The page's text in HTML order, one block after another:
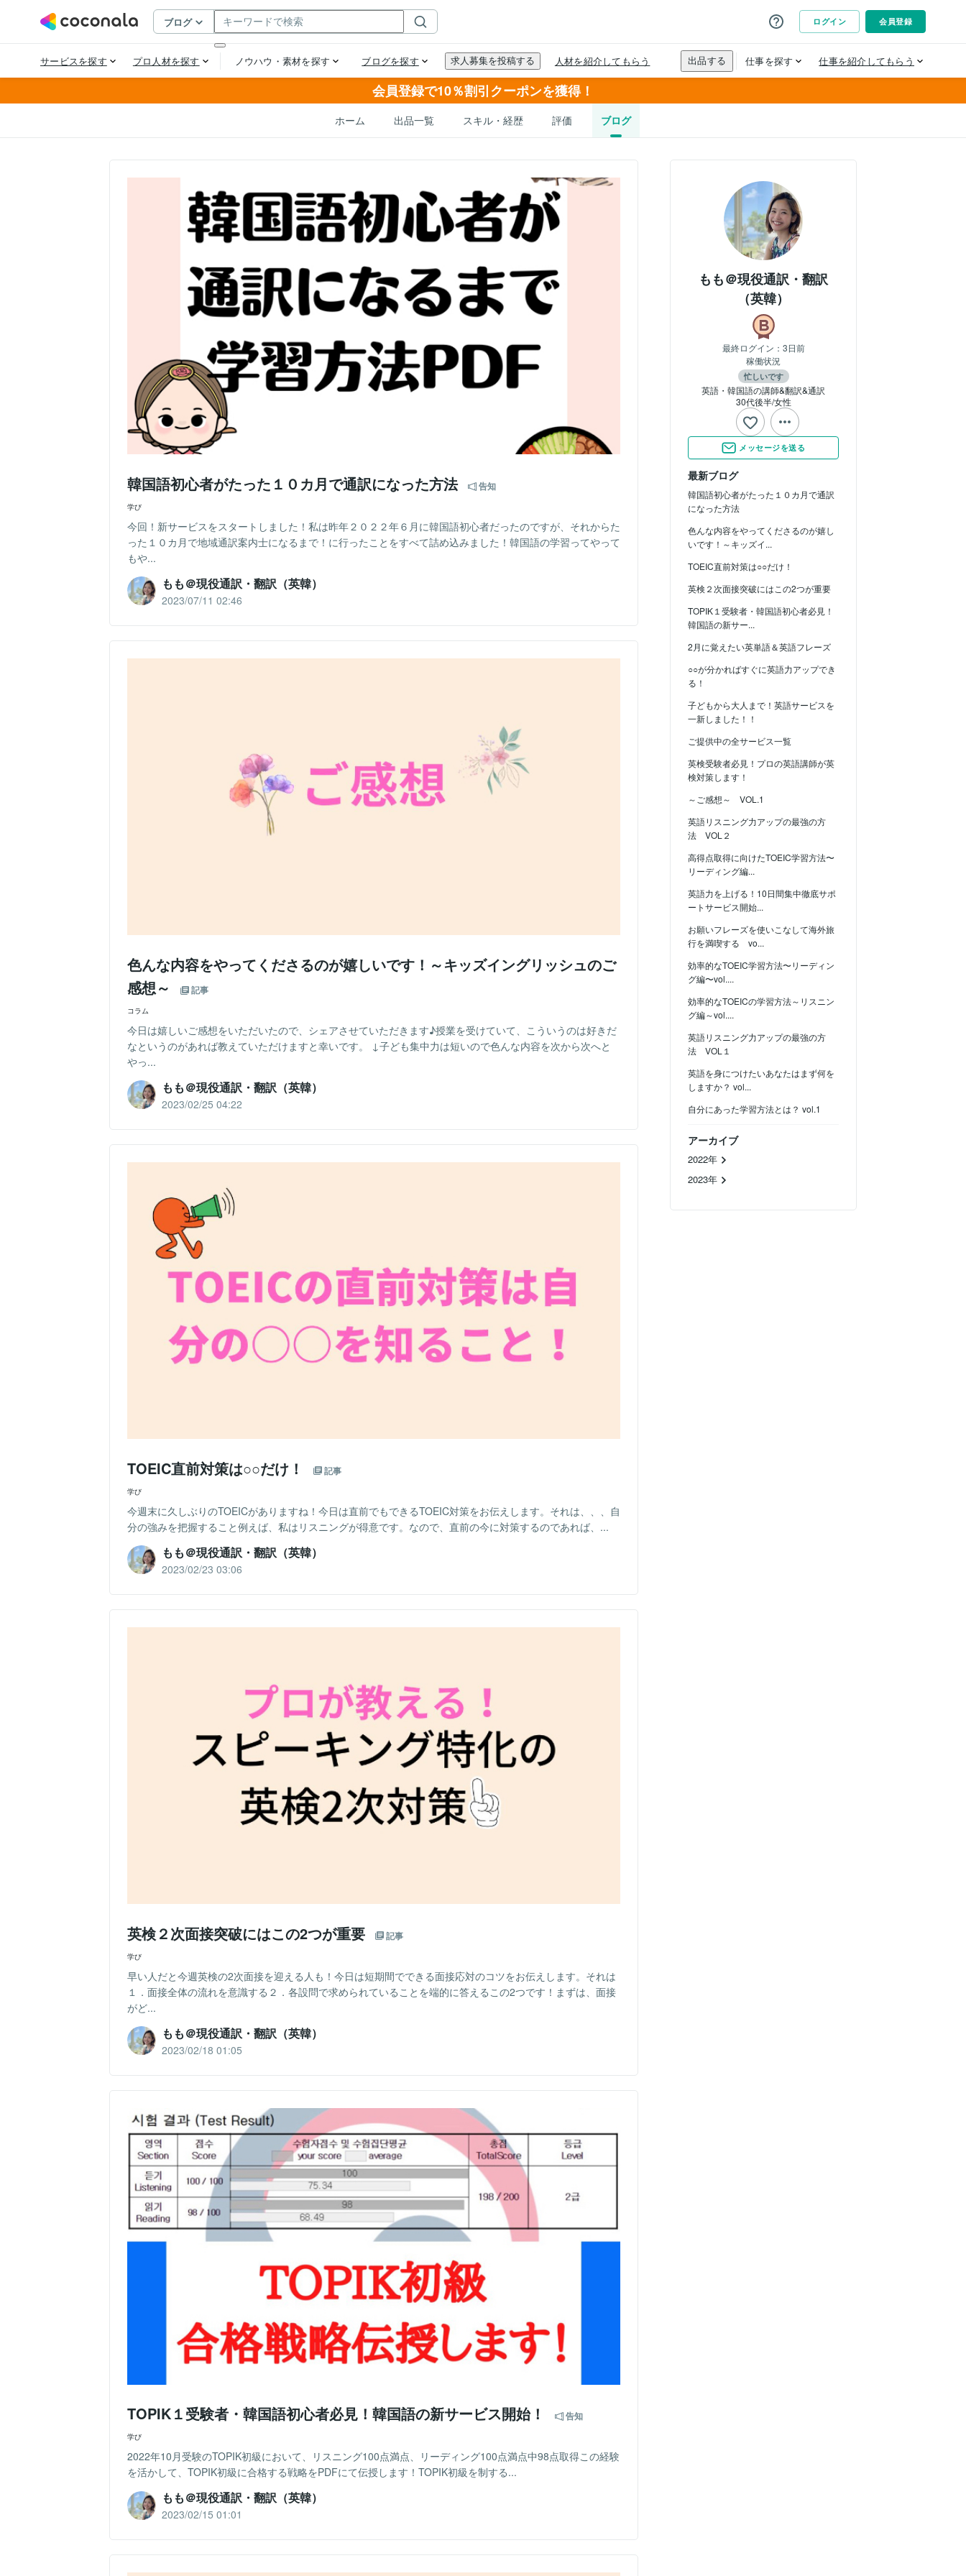
会員登録で10％割引クーポンを獲得！
ホーム 出品一覧 スキル・経歴 評価 ブログ
もも＠現役通訳・翻訳
（英韓）
最終ログイン： 3日前
稼働状況
忙しいです
英語・韓国語の講師&翻訳&通訳
30代後半女性
メッセージを送る
最新ブログ
韓国語初心者がたった１０カ月で通訳
になった方法
色んな内容をやってくださるのが嬉し
いです！～キッズイ...
TOEIC直前対策は○○だけ！
英検２次面接突破にはこの2つが重要
TOPIK１受験者・韓国語初心者必見！
韓国語の新サー...
2月に覚えたい英単語＆英語フレーズ
○○が分かればすぐに英語力アップでき
る！
子どもから大人まで！英語サービスを
一新しました！！
ご提供中の全サービス一覧
英検受験者必見！プロの英語講師が英
検対策します！
～ご感想～ VOL.1
英語リスニング力アップの最強の方
法 VOL２
高得点取得に向けたTOEIC学習方法〜
リーディング編...
英語力を上げる！10日間集中徹底サポ
ートサービス開始...
お願いフレーズを使いこなして海外旅
行を満喫する vo...
効率的なTOEIC学習方法〜リーディン
グ編〜vol....
効率的なTOEICの学習方法～リスニン
グ編～vol....
英語リスニング力アップの最強の方
法 VOL１
英語を身につけたいあなたはまず何を
しますか？ vol...
自分にあった学習方法とは？ vol.1
アーカイブ
2022年
2023年
韓国語初心者がたった１０カ月で通訳になった方法 告知
学び
今回！新サービスをスタートしました！私は昨年２０２２年６月に韓国語初心者だったのですが、それからた
った１０カ月で地域通訳案内士になるまで！に行ったことをすべて詰め込みました！韓国語の学習ってやって
もや...
もも＠現役通訳・翻訳（英韓）
2023/07/11 02:46
色んな内容をやってくださるのが嬉しいです！～キッズイングリッシュのご
感想～
記事
コラム
今日は嬉しいご感想をいただいたので、シェアさせていただきます♪授業を受けていて、こういうのは好きだ
なというのがあれば教えていただけますと幸いです。 ↓子ども集中力は短いので色んな内容を次から次へと
やっ...
もも＠現役通訳・翻訳（英韓）
2023/02/25 04:22
TOEIC直前対策は○○だけ！ 記事
学び
今週末に久しぶりのTOEICがありますね！今日は直前でもできるTOEIC対策をお伝えします。それは、、、自
分の強みを把握すること例えば、私はリスニングが得意です。なので、直前の今に対策するのであれば、...
もも＠現役通訳・翻訳（英韓）
2023/02/23 03:06
英検２次面接突破にはこの2つが重要 記事
学び
早い人だと今週英検の2次面接を迎える人も！今日は短期間でできる面接応対のコツをお伝えします。それは
１．面接全体の流れを意識する２．各設問で求められていることを端的に答えるこの2つです！まずは、面接
がど...
もも＠現役通訳・翻訳（英韓）
2023/02/18 01:05
TOPIK１受験者・韓国語初心者必見！韓国語の新サービス開始！ 告知
学び
2022年10月受験のTOPIK初級において、リスニング100点満点、リーディング100点満点中98点取得この経験
を活かして、TOPIK初級に合格する戦略をPDFにて伝授します！TOPIK初級を制する...
もも＠現役通訳・翻訳（英韓）
2023/02/15 01:01